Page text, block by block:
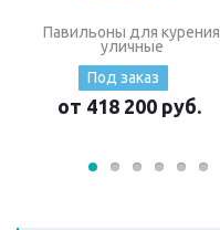
Павильоны для курения
уличные
Под заказ
от 418 200 руб.